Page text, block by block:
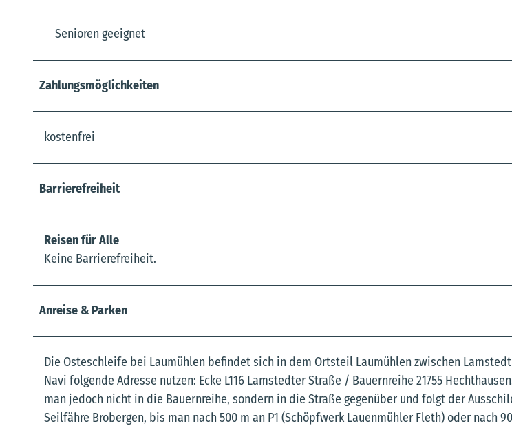
Senioren geeignet
Zahlungsmöglichkeiten
kostenfrei
Barrierefreiheit
Reisen für Alle
Keine Barrierefreiheit.
Anreise & Parken
Die Osteschleife bei Laumühlen befindet sich in dem Ortsteil Laumühlen zwischen
Navi folgende Adresse nutzen: Ecke L116 Lamstedter Straße / Bauernreihe 21755
man jedoch nicht in die Bauernreihe, sondern in die Straße gegenüber und folgt der
Seilfähre Brobergen, bis man nach 500 m an P1 (Schöpfwerk Lauenmühler Fleth) oder nach